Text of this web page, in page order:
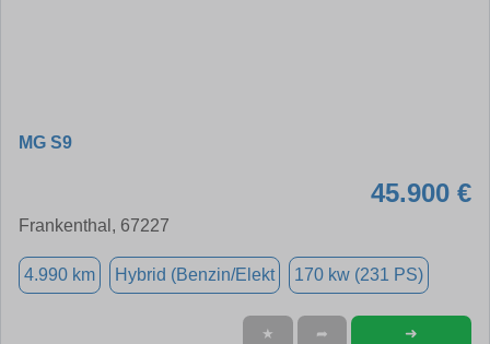
MG S9
45.900 €
Frankenthal, 67227
4.990 km Hybrid (Benzin/Elekt 170 kw (231 PS)
★ ➦ ➜